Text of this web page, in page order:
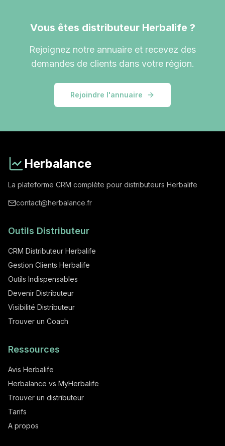
Vous êtes distributeur Herbalife ?
Rejoignez notre annuaire et recevez des
demandes de clients dans votre région.
Rejoindre l'annuaire
Herbalance
La plateforme CRM complète pour distributeurs Herbalife
contact@herbalance.fr
Outils Distributeur
CRM Distributeur Herbalife
Gestion Clients Herbalife
Outils Indispensables
Devenir Distributeur
Visibilité Distributeur
Trouver un Coach
Ressources
Avis Herbalife
Herbalance vs MyHerbalife
Trouver un distributeur
Tarifs
A propos